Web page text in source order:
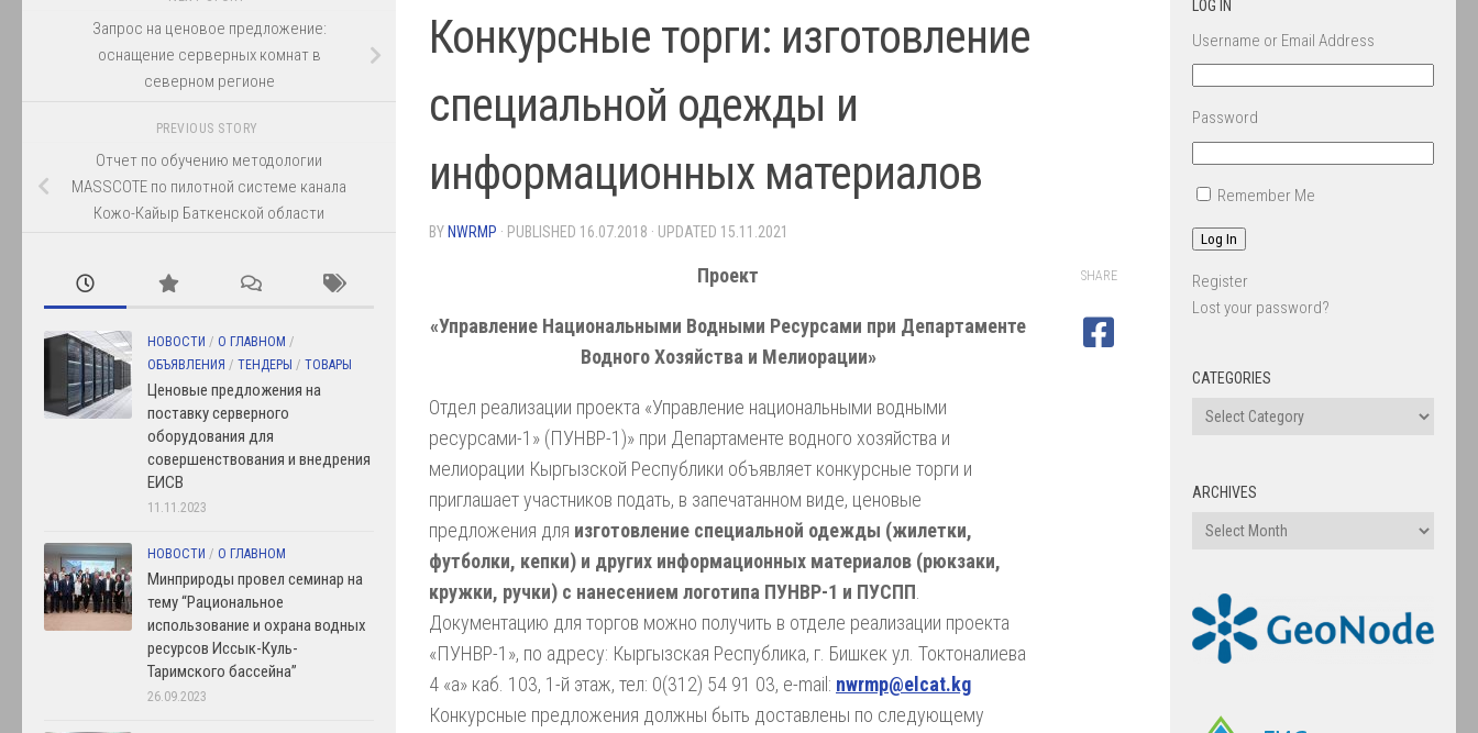
Конкурсные торги: изготовление
специальной одежды и
информационных материалов
BY NWRMP · PUBLISHED 16.07.2018 · UPDATED 15.11.2021
Проект
«Управление Национальными Водными Ресурсами при Департаменте
ВодногоХозяйства и Мелиорации»
Отдел реализации проекта «Управление национальными водными
ресурсами-1» (ПУНВР-1)» при Департаменте водного хозяйства и
мелиорации Кыргызской Республики объявляет конкурсные торги и
приглашает участников подать, в запечатанном виде, ценовые
предложения для изготовление специальной одежды (жилетки,
футболки, кепки) и других информационных материалов (рюкзаки,
кружки, ручки) с нанесением логотипа ПУНВР-1 и ПУСПП
Документацию для торгов можно получить в отделе реализации проекта
«ПУНВР-1», по адресу: Кыргызская Республика, г. Бишкек ул. Токтоналиева
4 «а» каб. 103, 1-й этаж, тел: 0(312) 54 91 03, e-mail: nwrmp@elcat.kg
Конкурсные предложения должны быть доставлены по следующему
SHARE
Запрос на ценовое предложение:
оснащение серверных комнат в
северном регионе
PREVIOUS STORY
Отчет по обучению методологии
MASSCOTE по пилотной системе канала
Кожо-Кайыр Баткенской области
НОВОСТИ / О ГЛАВНОМ /
ОБЪЯВЛЕНИЯ / ТЕНДЕРЫ / ТОВАРЫ
Ценовые предложения на
поставку серверного
оборудования для
совершенствования и внедрения
ЕИСВ
11.11.2023
НОВОСТИ / О ГЛАВНОМ
Минприроды провел семинар на
тему “Рациональное
использование и охрана водных
ресурсов Иссык-Куль-
Таримского бассейна”
26.09.2023
LOG IN
Username or Email Address
Password
Remember Me
Log In
Register
Lost your password?
CATEGORIES
ARCHIVES